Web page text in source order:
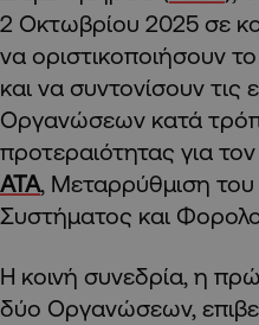
2 Οκτωβρίου 2025 σε
να οριστικοποιήσουν
και να συντονίσουν τις
Οργανώσεων κατά
προτεραιότητας για
ΑΤΑ, Μεταρρύθμιση του
Συστήματος και
Η κοινή συνεδρία, η
δύο Οργανώσεων,